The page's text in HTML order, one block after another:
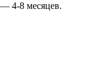
4-8 месяцев.